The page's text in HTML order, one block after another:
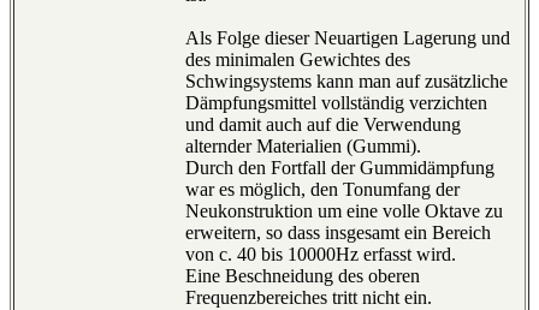
Als Folge dieser Neuartigen Lagerung und
des minimalen Gewichtes des
Schwingsystems kann man auf zusätzliche
Dämpfungsmittel vollständig verzichten
und damit auch auf die Verwendung
alternder Materialien (Gummi).
Durch den Fortfall der Gummidämpfung
war es möglich, den Tonumfang der
Neukonstruktion um eine volle Oktave zu
erweitern, so dass insgesamt ein Bereich
von c. 40 bis 10000Hz erfasst wird.
Eine Beschneidung des oberen
Frequenzbereiches tritt nicht ein.